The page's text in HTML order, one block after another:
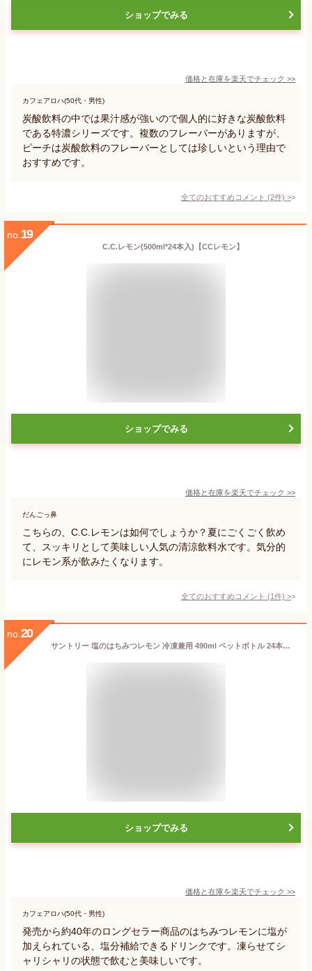
ショップでみる
価格と在庫を楽天でチェック >>
カフェアロハ(50代・男性)
炭酸飲料の中では果汁感が強いので個人的に好きな炭酸飲料
である特濃シリーズです。複数のフレーバーがありますが、
ピーチは炭酸飲料のフレーバーとしては珍しいという理由で
おすすめです。
全てのおすすめコメント (2件) >
no. 19
C.C.レモン(500ml*24本入)【CCレモン】
ショップでみる
価格と在庫を楽天でチェック >>
だんごっ鼻
こちらの、C.C.レモンは如何でしょうか？夏にごくごく飲め
て、スッキリとして美味しい人気の清涼飲料水です。気分的
にレモン系が飲みたくなります。
全てのおすすめコメント (1件) >
no. 20
サントリー 塩のはちみつレモン 冷凍兼用 490ml ペットボトル 24本入 果汁 熱中症対策 水分補給 冷凍可能
ショップでみる
価格と在庫を楽天でチェック >>
カフェアロハ(50代・男性)
発売から約40年のロングセラー商品のはちみつレモンに塩が
加えられている、塩分補給できるドリンクです。凍らせてシ
ャリシャリの状態で飲むと美味しいです。